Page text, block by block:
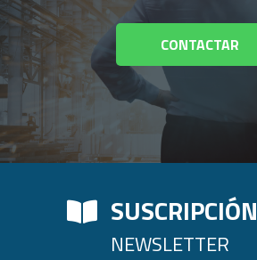
CONTACTAR
SUSCRIPCIÓN
NEWSLETTER